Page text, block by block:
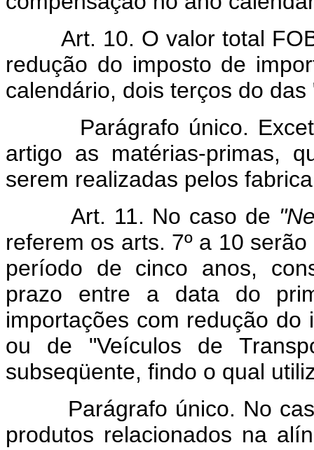
Art. 10. O valor total FOB
redução do imposto de
calendário, dois terços do
Parágrafo único.
artigo as matérias-primas,
serem realizadas pelos
Art. 11. No caso de
referem os arts. 7º a 10
período de cinco anos,
prazo entre a data do
importações com redução
ou de "Veículos de
subseqüente, findo o qual
Parágrafo único. No
produtos relacionados na